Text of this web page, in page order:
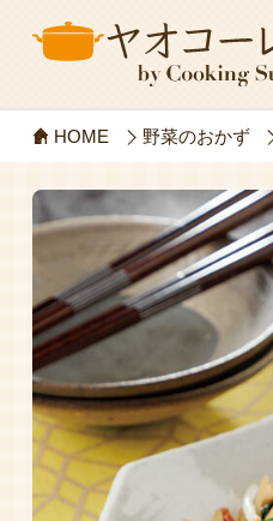
HOME 野菜のおかず